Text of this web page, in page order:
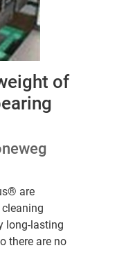
of
are
long-lasting
there are no